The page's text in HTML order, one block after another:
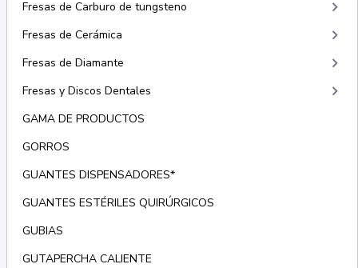
Fresas de Carburo de tungsteno keyboard_arrow_right
Fresas de Cerámica keyboard_arrow_right
Fresas de Diamante keyboard_arrow_right
Fresas y Discos Dentales keyboard_arrow_right
GAMA DE PRODUCTOS
GORROS
GUANTES DISPENSADORES*
GUANTES ESTÉRILES QUIRÚRGICOS
GUBIAS
GUTAPERCHA CALIENTE